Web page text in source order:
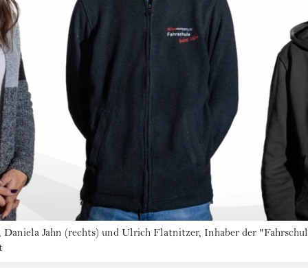
Daniela Jahn (rechts) und Ulrich Flatnitzer, Inhaber der